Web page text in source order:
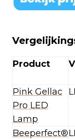
Product
Pink Gellac
Pro LED
Lamp
Beeperfect®